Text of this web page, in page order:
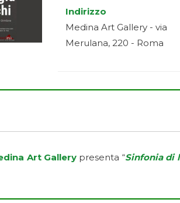
Indirizzo
Medina Art Gallery - via
Merulana, 220 - Roma
Art Gallery presenta “Sinfonia di